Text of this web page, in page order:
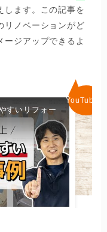
します。この記事を
リノベーションがど
ージアップできるよ
すいリフォー